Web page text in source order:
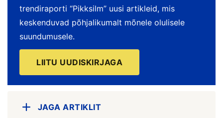
trendiraporti “Pikksilm” uusi artikleid, mis
keskenduvad põhjalikumalt mõnele olulisele
suundumusele.
LIITU UUDISKIRJAGA
JAGA ARTIKLIT